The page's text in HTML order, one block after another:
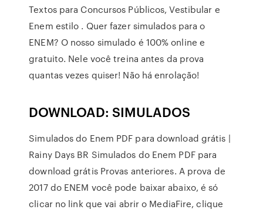
Textos para Concursos Públicos, Vestibular e
Enem estilo . Quer fazer simulados para o
ENEM? O nosso simulado é 100% online e
gratuito. Nele você treina antes da prova
quantas vezes quiser! Não há enrolação!
DOWNLOAD: SIMULADOS
Simulados do Enem PDF para download grátis |
Rainy Days BR Simulados do Enem PDF para
download grátis Provas anteriores. A prova de
2017 do ENEM você pode baixar abaixo, é só
clicar no link que vai abrir o MediaFire, clique